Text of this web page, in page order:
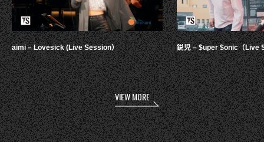
aimi – Lovesick (Live Session） 鋭児 – $uper $onic（Live
VIEW MORE